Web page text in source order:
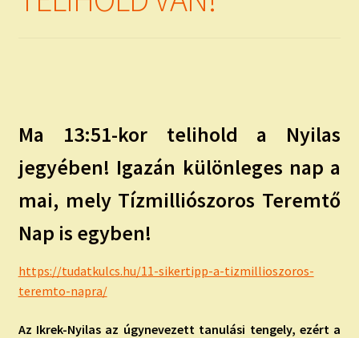
TAROT ELEMZÉS MEGRENDELÉSE LIMITÁLT!
AJÁNDÉKOKKAL!
Ma 13:51-kor telihold a Nyilas
jegyében! Igazán különleges nap a
mai, mely Tízmilliószoros Teremtő
Nap is egyben!
https://tudatkulcs.hu/11-sikertipp-a-tizmillioszoros-
teremto-napra/
Az Ikrek-Nyilas az úgynevezett tanulási tengely, ezért a